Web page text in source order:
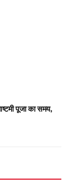
पूजा का समय,